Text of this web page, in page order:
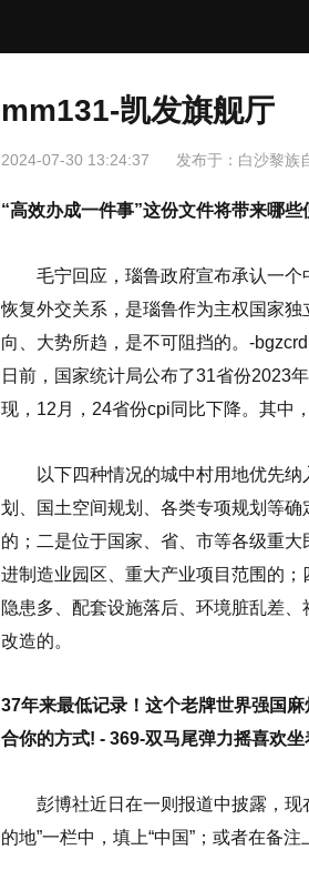
mm131-凯发旗舰厅
2024-07-30 13:24:37 发布于： 白沙黎族
“高效办成一件事”这份文件将带来哪
毛宁回应，瑙鲁政府宣布承认一个
恢复外交关系，是瑙鲁作为主权国家
向、大势所趋，是不可阻挡的。-
日前，国家统计局公布了31省份2023
现，12月，24省份cpi同比下降。其中
以下四种情况的城中村用地优先纳
划、国土空间规划、各类专项规划等
的；二是位于国家、省、市等各级重
进制造业园区、重大产业项目范围的
隐患多、配套设施落后、环境脏乱差
改造的。
37年来最低记录！这个老牌世界强国
合你的方式! - 369-双马尾弹力摇喜欢
彭博社近日在一则报道中披露，现
的地”一栏中，填上“中国”；或者在备